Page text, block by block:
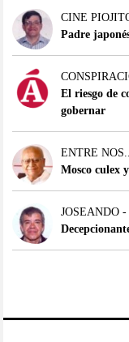
CINE
Padre
El riesgo de
gobernar
ENTRE
Mosco culex
JOSEANDO -